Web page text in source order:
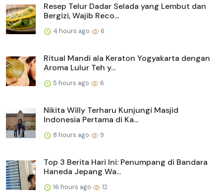
Resep Telur Dadar Selada yang Lembut dan
Bergizi, Wajib Reco...
4 hours ago 6
Ritual Mandi ala Keraton Yogyakarta dengan
Aroma Lulur Teh y...
5 hours ago 6
Nikita Willy Terharu Kunjungi Masjid
Indonesia Pertama di Ka...
8 hours ago 9
Top 3 Berita Hari Ini: Penumpang di Bandara
Haneda Jepang Wa...
16 hours ago 12